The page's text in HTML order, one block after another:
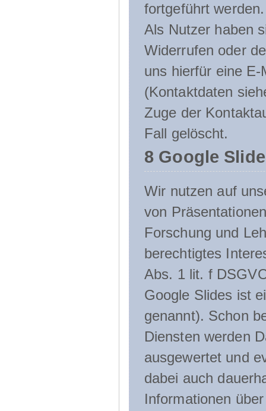
fortgeführt werden.
Als Nutzer haben
Widerrufen oder
uns hierfür eine
(Kontaktdaten
Zuge der
Fall gelöscht.
8 Google
Wir nutzen auf
von
Forschung und
berechtigtes
Abs. 1 lit. f
Google Slides ist
genannt). Schon
Diensten werden
ausgewertet und
dabei auch
Informationen